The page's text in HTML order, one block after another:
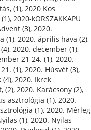
(1), 2020 Kos
, 2020-kORSZAKKAPU
(3), 2020.
(1), 2020. április hava (2),
, 2020. december (1),
21-24. (1), 2020.
(1), 2020. Húsvét (3),
(4), 2020. Ikrek
(2), 2020. Karácsony (2),
asztrológia (1), 2020.
(1), 2020. Mérleg
(1), 2020. Nyilas